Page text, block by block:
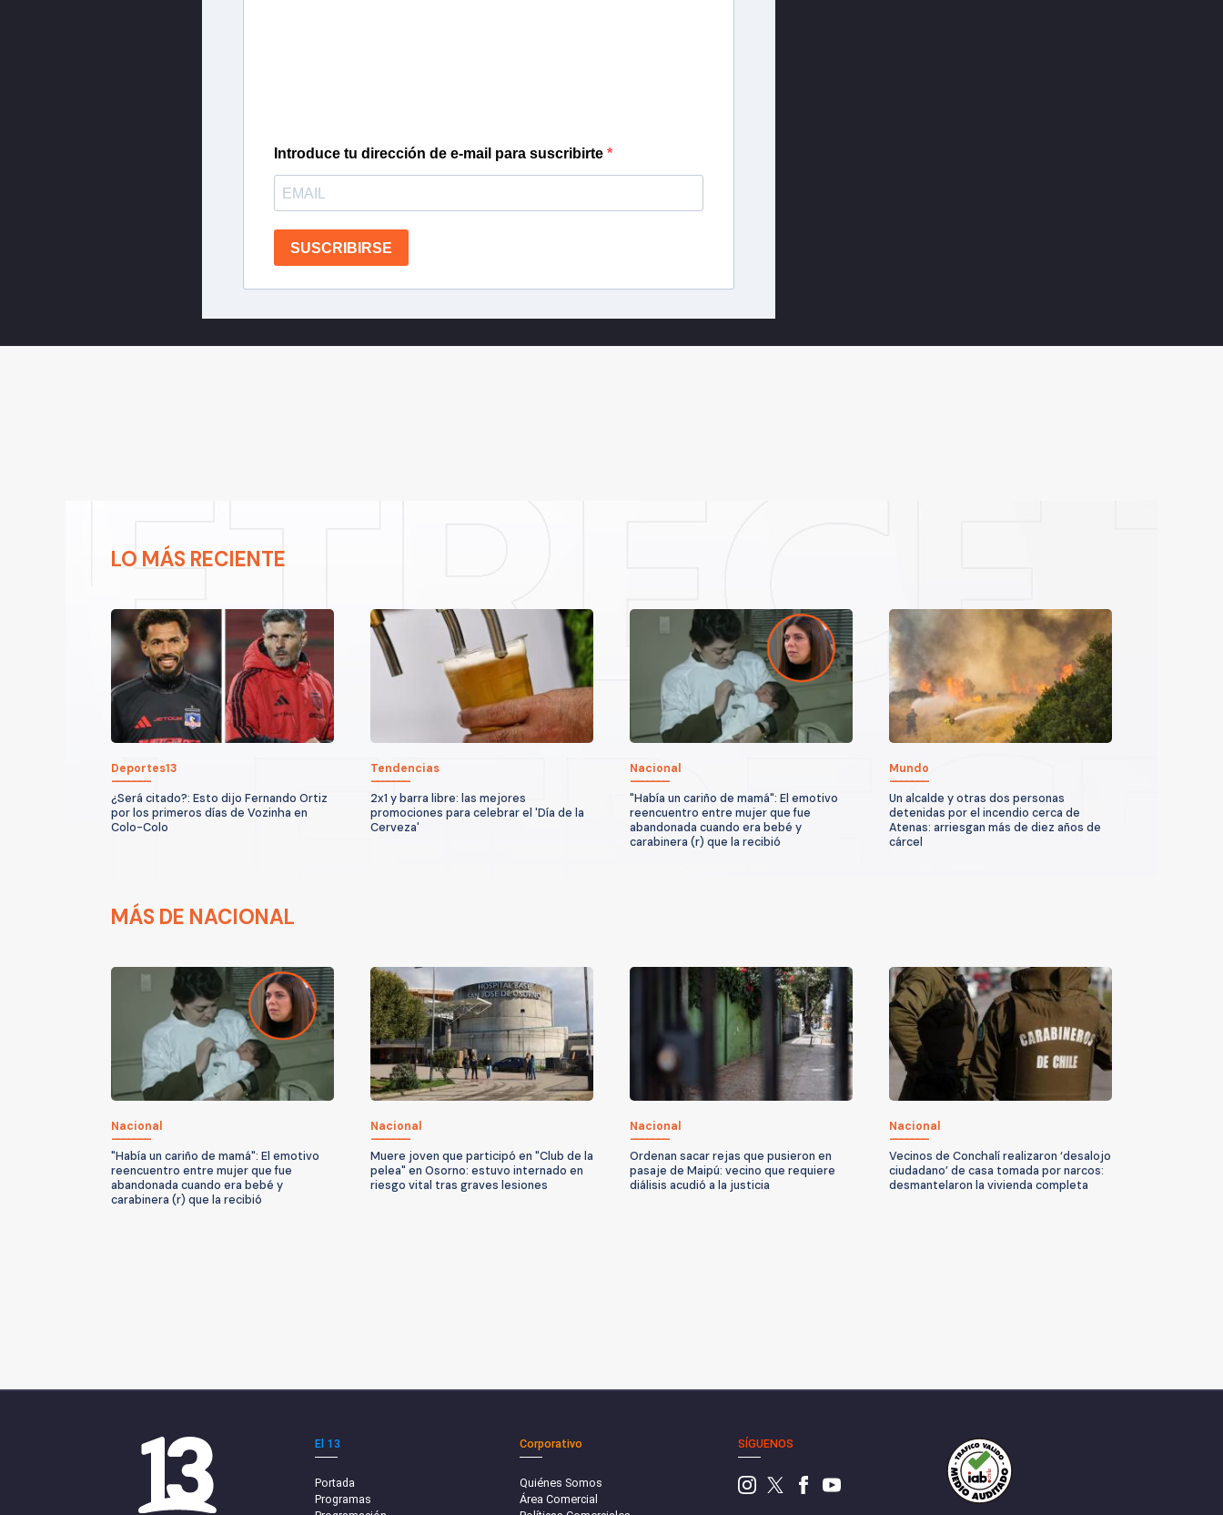
Introduce tu dirección de e-mail para suscribirte
SUSCRIBIRSE
LO MÁS RECIENTE
Deportes13
¿Será citado?: Esto dijo Fernando Ortiz
por los primeros días de Vozinha en
Colo-Colo
Tendencias
2x1 y barra libre: las mejores
promociones para celebrar el 'Día de la
Cerveza'
Nacional
"Había un cariño de mamá": El emotivo
reencuentro entre mujer que fue
abandonada cuando era bebé y
carabinera (r) que la recibió
Mundo
Un alcalde y otras dos personas
detenidas por el incendio cerca de
Atenas: arriesgan más de diez años de
cárcel
MÁS DE NACIONAL
Nacional
"Había un cariño de mamá": El emotivo
reencuentro entre mujer que fue
abandonada cuando era bebé y
carabinera (r) que la recibió
Nacional
Muere joven que participó en "Club de la
pelea" en Osorno: estuvo internado en
riesgo vital tras graves lesiones
Nacional
Ordenan sacar rejas que pusieron en
pasaje de Maipú: vecino que requiere
diálisis acudió a la justicia
Nacional
Vecinos de Conchalí realizaron ‘desalojo
ciudadano’ de casa tomada por narcos:
desmantelaron la vivienda completa
El 13
Portada
Programas
Corporativo
Quiénes Somos
Área Comercial
SÍGUENOS